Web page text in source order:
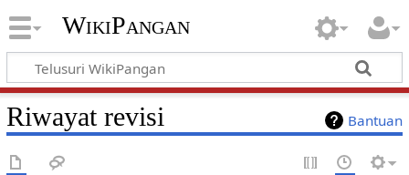
WikiPangan
Bantuan
Riwayat revisi